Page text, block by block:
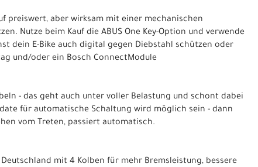
preiswert, aber wirksam mit einer mechanischen
Nutze beim Kauf die ABUS One Key-Option und verwende
dein E-Bike auch digital gegen Diebstahl schützen oder
und/oder ein Bosch ConnectModule
- das geht auch unter voller Belastung und schont dabei
für automatische Schaltung wird möglich sein - dann
vom Treten, passiert automatisch.
mit 4 Kolben für mehr Bremsleistung, bessere